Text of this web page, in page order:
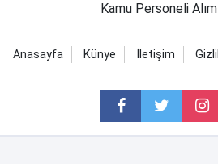
Kamu Personeli
Anasayfa Künye İletişim